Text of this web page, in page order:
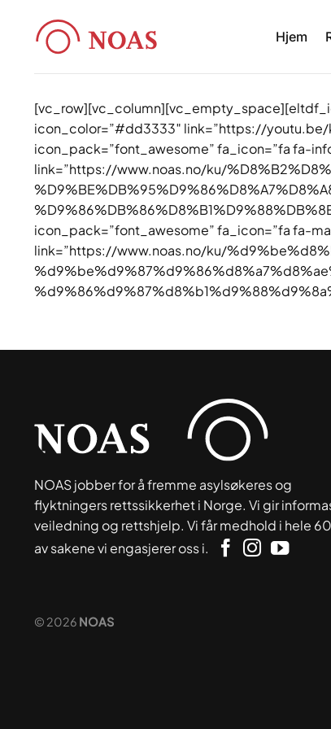
content
Hjem
icon_color=”#dd3333″ link=”https://
icon_pack=”font_awesome” fa_icon=”fa fa-
link=”https://www.noas.no/ku/
icon_pack=”font_awesome” fa_icon=”fa fa-
link=”https://www.noas.no/ku/
NOAS jobber for å fremme asylsøkeres og
flyktningers rettssikkerhet i Norge. Vi gir
veiledning og rettshjelp. Vi får medhold i hele
av sakene vi engasjerer oss i.
© 2026 NOAS